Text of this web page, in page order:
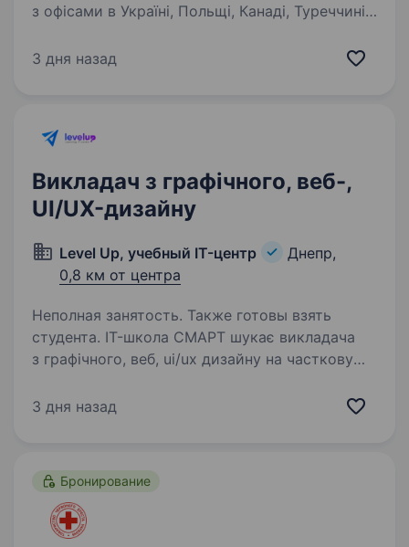
з офісами в Україні, Польщі, Канаді, Туреччині,
на освітньому ринку понад 25 років.
3 дня назад
Викладач з графічного, веб-,
UI/UX-дизайну
Level Up, учебный IT-центр
Днепр,
0,8 км от центра
Неполная занятость. Также готовы взять
студента. IT-школа СМАРТ шукає викладача
з графічного, веб, ui/ux дизайну на часткову
Що ми пропонуємо: роботу зі зручним
3 дня назад
Бронирование